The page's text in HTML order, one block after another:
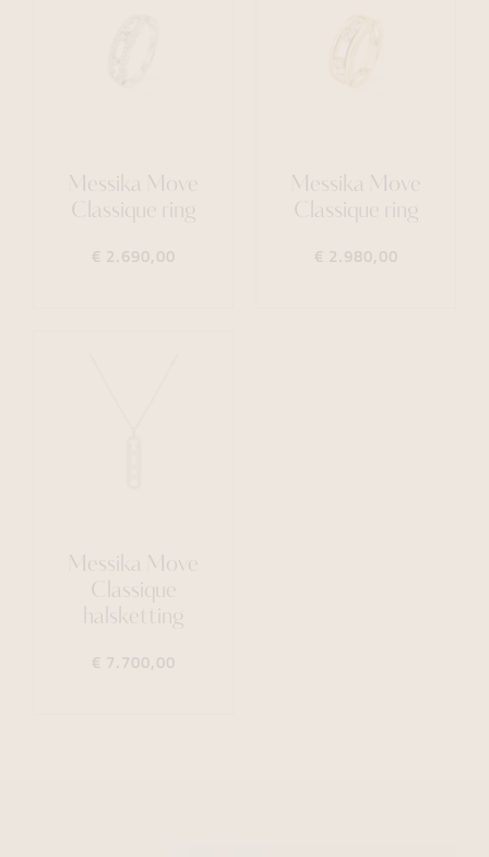
Messika Move
Classique ring
€ 2.690,00
Messika Move
Classique ring
€ 2.980,00
Messika Move
Classique
halsketting
€ 7.700,00